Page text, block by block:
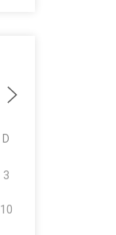
D
3
10